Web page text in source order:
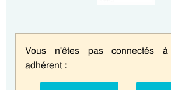
Vous n'êtes pas connectés
adhérent :